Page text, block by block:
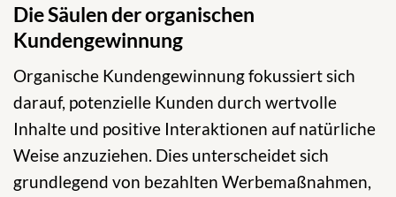
Die Säulen der organischen
Kundengewinnung
Organische Kundengewinnung fokussiert sich
darauf, potenzielle Kunden durch wertvolle
Inhalte und positive Interaktionen auf natürliche
Weise anzuziehen. Dies unterscheidet sich
grundlegend von bezahlten Werbemaßnahmen,